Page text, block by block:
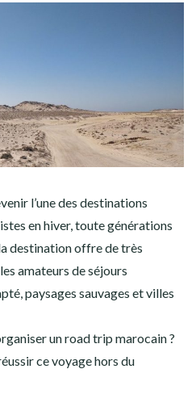
l’une des destinations
en hiver, toute générations
destination offre de très
amateurs de séjours
paysages sauvages et villes
un road trip marocain ?
ce voyage hors du